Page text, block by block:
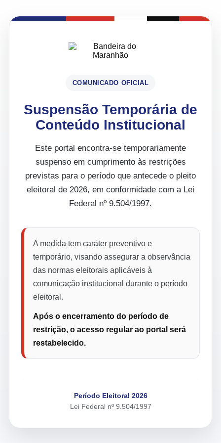
COMUNICADO OFICIAL
Suspensão Temporária de
Conteúdo Institucional
Este portal encontra-se temporariamente
suspenso em cumprimento às restrições
previstas para o período que antecede o pleito
eleitoral de 2026, em conformidade com a Lei
Federal nº 9.504/1997.
A medida tem caráter preventivo e
temporário, visando assegurar a observância
das normas eleitorais aplicáveis à
comunicação institucional durante o período
eleitoral.
Após o encerramento do período de
restrição, o acesso regular ao portal será
restabelecido.
Período Eleitoral 2026
Lei Federal nº 9.504/1997